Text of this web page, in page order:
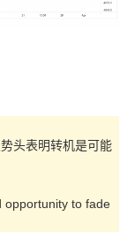
头表明转机是可能
opportunity to fade